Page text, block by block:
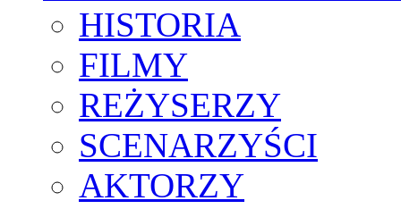
HISTORIA
FILMY
REŻYSERZY
SCENARZYŚCI
AKTORZY